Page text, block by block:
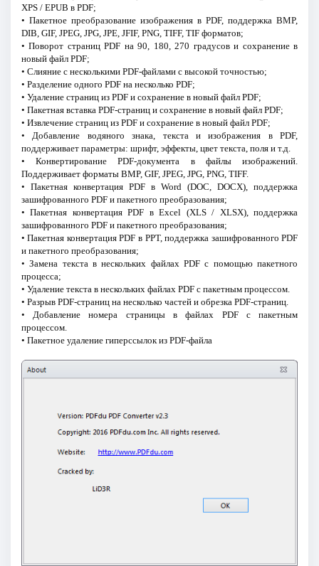
XPS / EPUB в PDF;
• Пакетное преобразование изображения в PDF, поддержка BMP,
DIB, GIF, JPEG, JPG, JPE, JFIF, PNG, TIFF, TIF форматов;
• Поворот страниц PDF на 90, 180, 270 градусов и сохранение в
новый файл PDF;
• Слияние с несколькими PDF-файлами с высокой точностью;
• Разделение одного PDF на несколько PDF;
• Удаление страниц из PDF и сохранение в новый файл PDF;
• Пакетная вставка PDF-страниц и сохранение в новый файл PDF;
• Извлечение страниц из PDF и сохранение в новый файл PDF;
• Добавление водяного знака, текста и изображения в PDF,
поддерживает параметры: шрифт, эффекты, цвет текста, поля и т.д.
• Конвертирование PDF-документа в файлы изображений.
Поддерживает форматы BMP, GIF, JPEG, JPG, PNG, TIFF.
• Пакетная конвертация PDF в Word (DOC, DOCX), поддержка
зашифрованного PDF и пакетного преобразования;
• Пакетная конвертация PDF в Excel (XLS / XLSX), поддержка
зашифрованного PDF и пакетного преобразования;
• Пакетная конвертация PDF в PPT, поддержка зашифрованного PDF
и пакетного преобразования;
• Замена текста в нескольких файлах PDF с помощью пакетного
процесса;
• Удаление текста в нескольких файлах PDF с пакетным процессом.
• Разрыв PDF-страниц на несколько частей и обрезка PDF-страниц.
• Добавление номера страницы в файлах PDF с пакетным
процессом.
• Пакетное удаление гиперссылок из PDF-файла